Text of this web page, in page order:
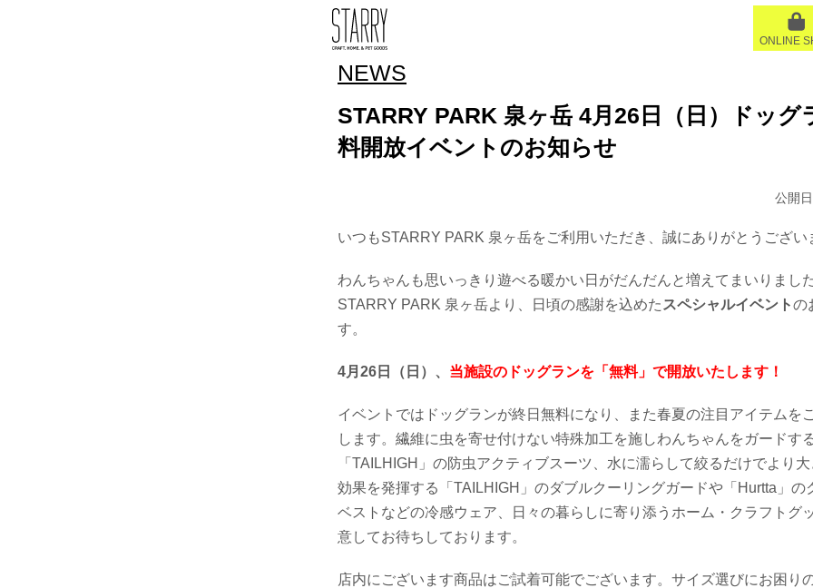
ONLINE
NEWS
STARRY PARK 泉ヶ岳 4月26日（日）ドッグ
料開放イベントのお知らせ
公開
いつもSTARRY PARK 泉ヶ岳をご利用いただき、誠にありがとうござい
わんちゃんも思いっきり遊べる暖かい日がだんだんと増えてまいりまし
STARRY PARK 泉ヶ岳より、日頃の感謝を込めた スペシャルイベントの
す。
4月26日（日）、 当施設のドッグランを「無料」で開放いたします！
イベントではドッグランが終日無料になり、また春夏の注目アイテムを
します。繊維に虫を寄せ付けない特殊加工を施しわんちゃんをガードす
「TAILHIGH」の防虫アクティブスーツ、水に濡らして絞るだけでより
効果を発揮する「TAILHIGH」のダブルクーリングガードや「Hurtta」の
ベストなどの冷感ウェア、日々の暮らしに寄り添うホーム・クラフトグ
意してお待ちしております。
店内にございます商品はご試着可能でございます。サイズ選びにお困り